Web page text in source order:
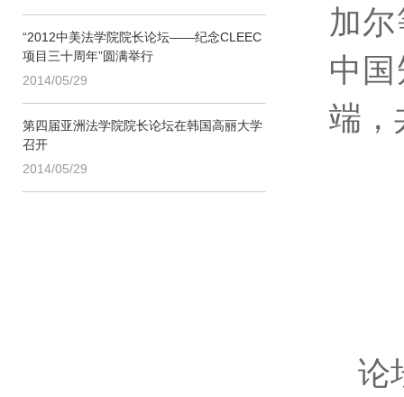
“2012中美法学院院长论坛——纪念CLEEC
项目三十周年”圆满举行
2014/05/29
第四届亚洲法学院院长论坛在韩国高丽大学
召开
2014/05/29
加
中
端，
论